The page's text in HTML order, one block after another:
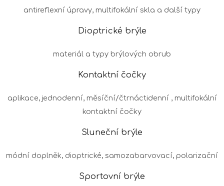
antireflexní úpravy, multifokální skla a další typy
Dioptrické brýle
materiál a typy brýlových obrub
Kontaktní čočky
aplikace, jednodenní, měsíční/čtrnáctidenní , multifokální
kontaktní čočky
Sluneční brýle
módní doplněk, dioptrické, samozabarvovací, polarizační
Sportovní brýle